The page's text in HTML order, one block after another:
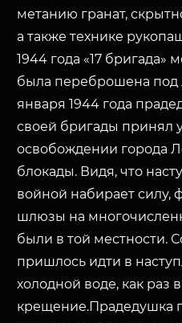
метанию гранат,
а также технике
1944 года «17 бригада»
была переброшена под
января 1944 года
своей бригады принял
освобождении города
блокады. Видя, что
войной набирает силу,
шлюзы на
были в той местности.
пришлось идти в
холодной воде, как раз
крещение.Прадедушка